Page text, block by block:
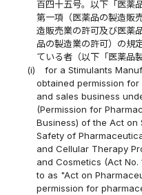
百四十五号。以下「医薬
第一項（医薬品の製造販
造販売業の許可及び医薬
品の製造業の許可）の規
ている者（以下「医薬品
(i)
for a Stimulants
obtained permission
and sales business
(Permission for
Business) of the Act on
Safety of
and Cellular Therapy
and Cosmetics (Act
to as "Act on
permission for